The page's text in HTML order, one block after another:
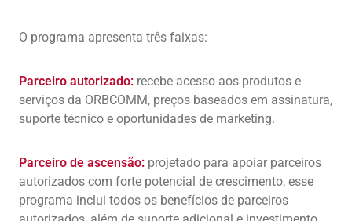
O programa apresenta três faixas:
Parceiro autorizado: recebe acesso aos produtos e
serviços da ORBCOMM, preços baseados em assinatura,
suporte técnico e oportunidades de marketing.
Parceiro de ascensão: projetado para apoiar parceiros
autorizados com forte potencial de crescimento, esse
programa inclui todos os benefícios de parceiros